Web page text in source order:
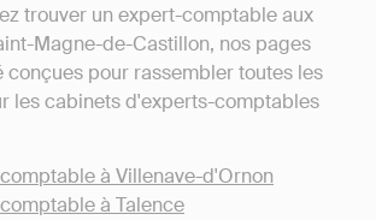
trouver un expert-comptable aux
Magne-de-Castillon, nos pages
conçues pour rassembler toutes les
les cabinets d'experts-comptables
à Villenave-d'Ornon
à Talence